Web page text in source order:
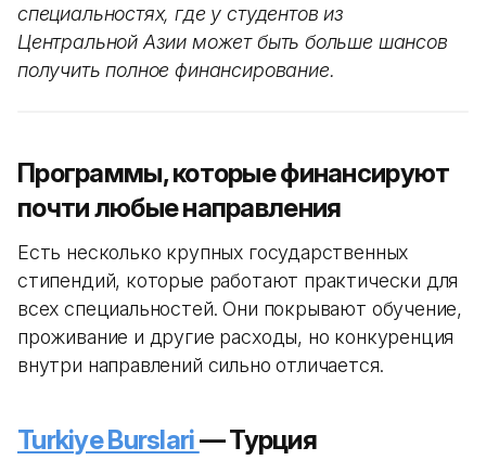
специальностях, где у студентов из
Центральной Азии может быть больше шансов
получить полное финансирование.
Программы, которые финансируют
почти любые направления
Есть несколько крупных государственных
стипендий, которые работают практически для
всех специальностей. Они покрывают обучение,
проживание и другие расходы, но конкуренция
внутри направлений сильно отличается.
Turkiye Burslari— Турция